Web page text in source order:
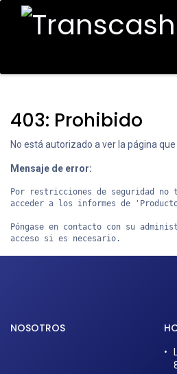
403: Prohibido
No está autorizado a ver la página
Mensaje de error:
Por restricciones de seguridad no
acceder a los informes de
Póngase en contacto con su
acceso si es necesario.
NOSOTROS